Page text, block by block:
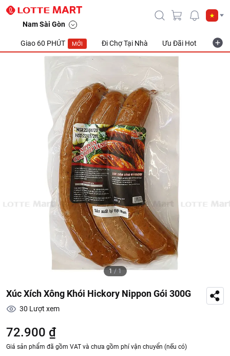
Nam Sài Gòn
Giao 60 PHÚT MỚI Đi Chợ Tại Nhà Ưu Đãi Hot
1 / 1
Xúc Xích Xông Khói Hickory Nippon Gói 300G
30 Lượt xem
72.900 ₫
Giá sản phẩm đã gồm VAT và chưa gồm phí vận chuyển (nếu có)